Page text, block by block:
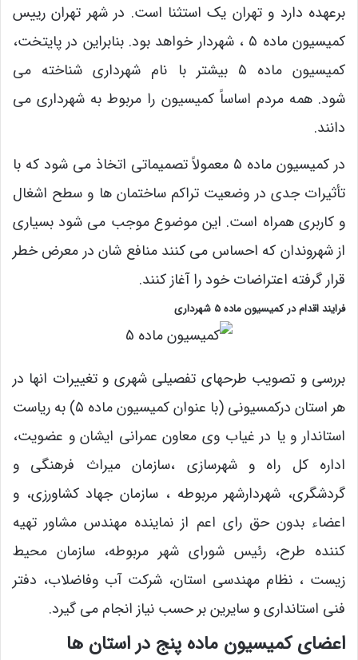
برعهده دارد و تهران یک استثنا است. در شهر تهران رییس
کمیسیون ماده ۵ ، شهردار خواهد بود. بنابراین در پایتخت،
کمیسیون ماده ۵ بیشتر با نام شهرداری شناخته می
شود. همه مردم اساساً کمیسیون را مربوط به شهرداری می
دانند.
در کمیسیون ماده ۵ معمولاً تصمیماتی اتخاذ می شود که با
تأثیرات جدی در وضعیت تراکم ساختمان ها و سطح اشغال
و کاربری همراه است. این موضوع موجب می شود بسیاری
از شهروندان که احساس می کنند منافع شان در معرض خطر
قرار گرفته اعتراضات خود را آغاز کنند.
فرایند اقدام در کمیسیون ماده ۵ شهرداری
بررسی و تصویب طرحهای تفصیلی شهری و تغییرات انها در
هر استان درکمسیونی (با عنوان کمیسیون ماده ۵) به ریاست
استاندار و یا در غیاب وی معاون عمرانی ایشان و عضویت،
اداره کل راه و شهرسازی ،سازمان میراث فرهنگی و
گردشگری، شهردارشهر مربوطه ، سازمان جهاد کشاورزی، و
اعضاء بدون حق رای اعم از نماینده مهندس مشاور تهیه
کننده طرح، رئیس شورای شهر مربوطه، سازمان محیط
زیست ، نظام مهندسی استان، شرکت آب وفاضلاب، دفتر
فنی استانداری و سایرین بر حسب نیاز انجام می گیرد.
اعضای کمیسیون ماده پنج در استان ها